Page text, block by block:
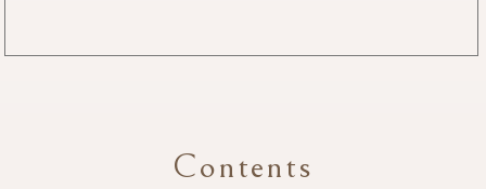
Contents